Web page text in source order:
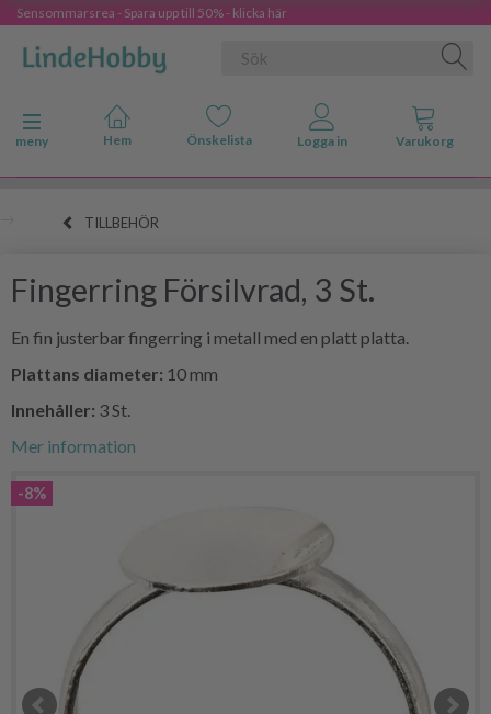
Sensommarsrea - Spara upp till 50% - klicka här
Ändra navigering
meny
TILLBEHÖR
Fingerring Försilvrad, 3 St.
En fin justerbar fingerring i metall med en platt platta.
Plattans diameter: 10 mm
Innehåller: 3 St.
Mer information
-8%